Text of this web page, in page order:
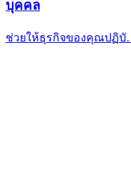
บุคคล
ช่วยให้ธุรกิจของคุณปฏิ